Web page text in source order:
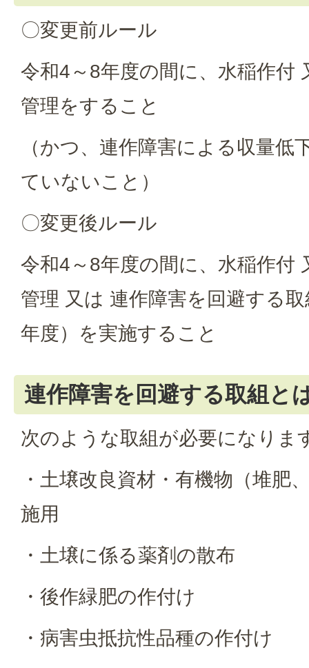
〇変更前ルール
令和4～8年度の間に、水稲作付
管理をすること
（かつ、連作障害による収量低
ていないこと）
〇変更後ルール
令和4～8年度の間に、水稲作付
管理 又は 連作障害を回避する
年度）を実施すること
連作障害を回避する取組と
次のような取組が必要になりま
・土壌改良資材・有機物（堆肥
施用
・土壌に係る薬剤の散布
・後作緑肥の作付け
・病害虫抵抗性品種の作付け